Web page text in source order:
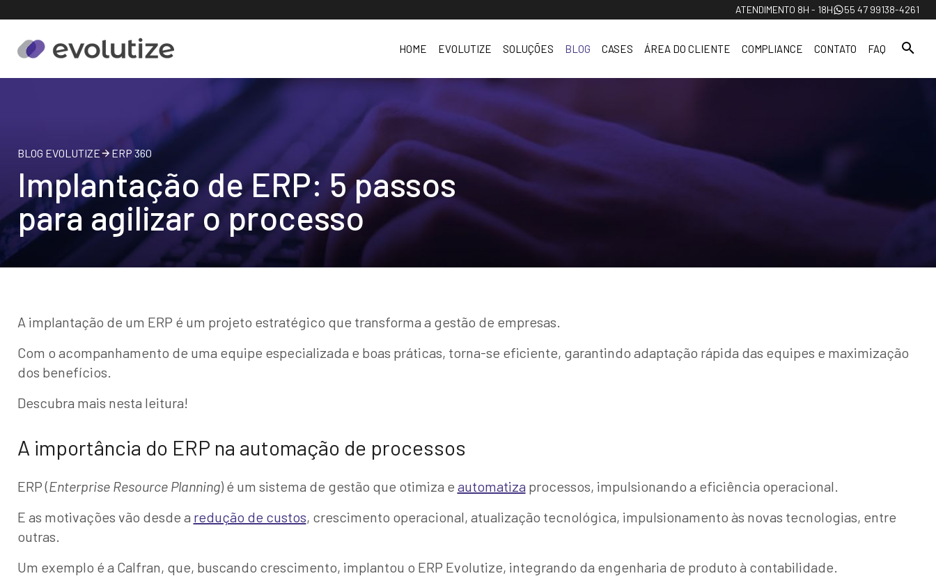
ATENDIMENTO 8H - 18H 55 47 99138-4261
HOME EVOLUTIZE
Quem somos
SOLUÇÕES
Evolutize ERP
Especializações
BI
Clubes
BLOG CASES ÁREA DO CLIENTE COMPLIANCE
Ouvidoria
CONTATO FAQ
BLOG EVOLUTIZE ERP 360
Implantação de ERP: 5 passos
para agilizar o processo
A implantação de um ERP é um projeto estratégico que transforma a gestão de empresas.
Com o acompanhamento de uma equipe especializada e boas práticas, torna-se eficiente, garantindo adaptação rápida das equipes e maximização
dos benefícios.
Descubra mais nesta leitura!
A importância do ERP na automação de processos
ERP (Enterprise Resource Planning) é um sistema de gestão que otimiza e automatiza processos, impulsionando a eficiência operacional.
E as motivações vão desde a redução de custos, crescimento operacional, atualização tecnológica, impulsionamento às novas tecnologias, entre
outras.
Um exemplo é a Calfran, que, buscando crescimento, implantou o ERP Evolutize, integrando da engenharia de produto à contabilidade.